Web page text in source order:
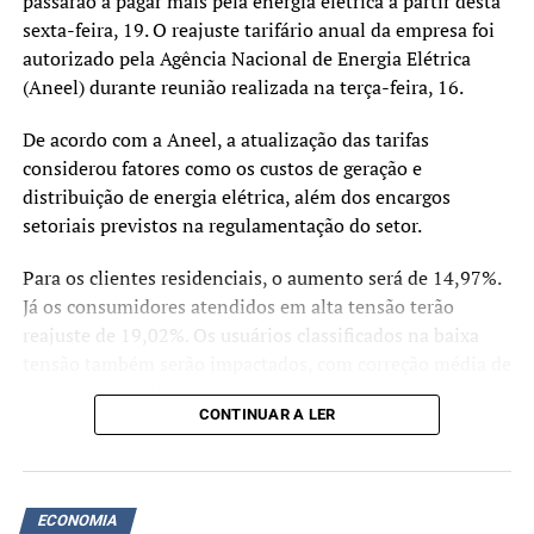
sexta-feira, 19. O reajuste tarifário anual da empresa foi
autorizado pela Agência Nacional de Energia Elétrica
(Aneel) durante reunião realizada na terça-feira, 16.
De acordo com a Aneel, a atualização das tarifas
considerou fatores como os custos de geração e
distribuição de energia elétrica, além dos encargos
setoriais previstos na regulamentação do setor.
Para os clientes residenciais, o aumento será de 14,97%.
Já os consumidores atendidos em alta tensão terão
reajuste de 19,02%. Os usuários classificados na baixa
14,93% nas tarifas.
para aproximadamente 3,19 milhões de unidades
consumidoras em diversas regiões do Rio Grande do Sul.
CONTINUAR A LER
ECONOMIA